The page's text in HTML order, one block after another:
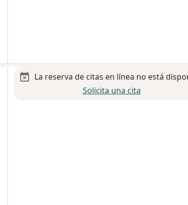
La reserva de citas en línea no está
Solicita una cita